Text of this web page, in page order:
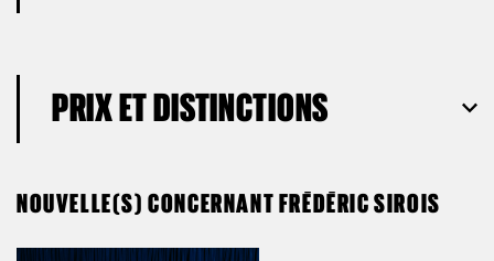
PRIX ET DISTINCTIONS
NOUVELLE(S) CONCERNANT FRÉDÉRIC SIROIS